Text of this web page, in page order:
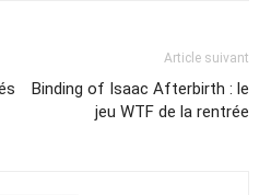
Article suivant
Binding of Isaac Afterbirth : le
jeu WTF de la rentrée